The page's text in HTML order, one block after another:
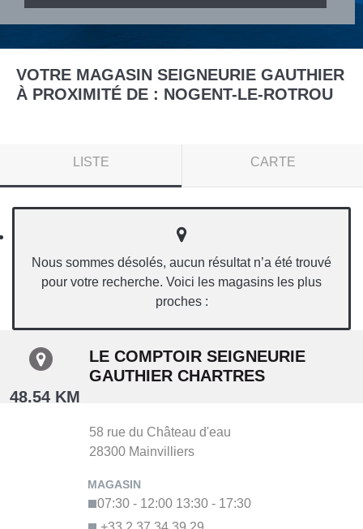
VOTRE MAGASIN SEIGNEURIE GAUTHIER
À PROXIMITÉ DE : NOGENT-LE-ROTROU
LISTE CARTE
Nous sommes désolés, aucun résultat n’a été trouvé
pour votre recherche. Voici les magasins les plus
proches :
48.54 KM
LE COMPTOIR SEIGNEURIE
GAUTHIER CHARTRES
58 rue du Château d'eau
28300 Mainvilliers
07:30 - 12:00 13:30 - 17:30